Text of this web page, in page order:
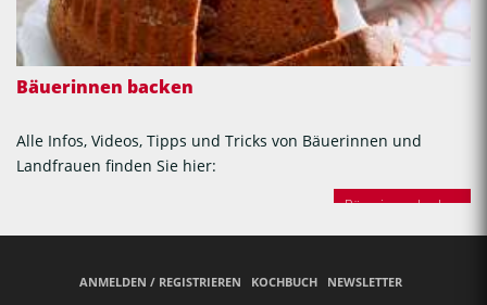
Bäuerinnen backen
Alle Infos, Videos, Tipps und Tricks von Bäuerinnen und
Landfrauen finden Sie hier:
Bäuerinnen backen
ANMELDEN / REGISTRIEREN KOCHBUCH NEWSLETTER